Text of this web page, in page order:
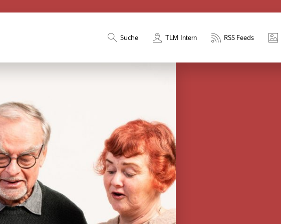
Suche TLM Intern RSS Feeds